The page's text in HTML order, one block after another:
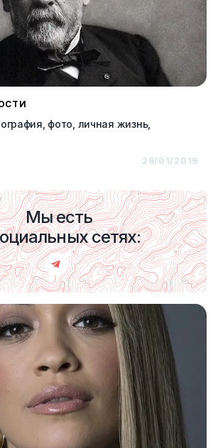
фото, личная жизнь,
26/01/2019
Мы есть
сетях: